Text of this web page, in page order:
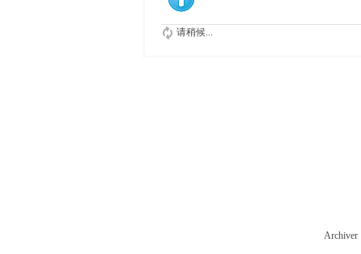
请稍候...
Archiver